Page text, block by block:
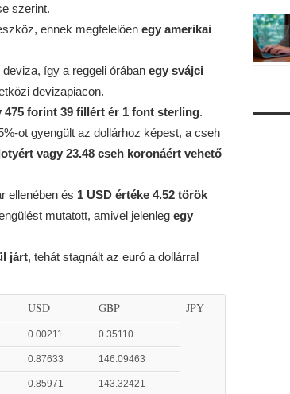
szerint.
ennek megfelelően egy amerikai
így a reggeli órában egy svájci
devizapiacon.
475 forint 39 fillért ér 1 font sterling.
ot gyengült az dollárhoz képest, a cseh
vagy 23.48 cseh koronáért vehető
ellenében és 1 USD értéke 4.52 török
mutatott, amivel jelenleg egy
járt, tehát stagnált az euró a dollárral
USD GBP JPY
0.00211 0.35110
0.87633 146.09463
0.85971 143.32421